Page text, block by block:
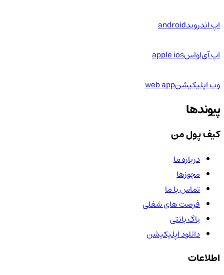
اپ اندرویدandroid
اپ آی‌او‌اسapple ios
وب اپلیکیشنweb app
پیوندها
کیف پول من
درباره ما
مجوزها
تماس با ما
فرصت های شغلی
باگ بانتی
دانلود اپلیکیشن
اطلاعات